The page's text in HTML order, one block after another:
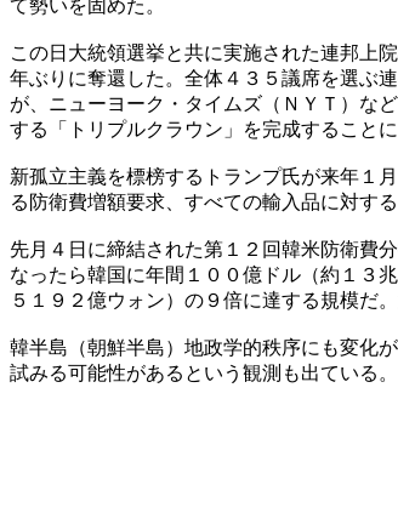
て勢いを固めた。
この日大統領選挙と共に実施された連邦上
年ぶりに奪還した。全体４３５議席を選ぶ
が、ニューヨーク・タイムズ（ＮＹＴ）な
する「トリプルクラウン」を完成することに
新孤立主義を標榜するトランプ氏が来年１
る防衛費増額要求、すべての輸入品に対す
先月４日に締結された第１２回韓米防衛費
なったら韓国に年間１００億ドル（約１３
５１９２億ウォン）の９倍に達する規模だ
韓半島（朝鮮半島）地政学的秩序にも変化
試みる可能性があるという観測も出ている。